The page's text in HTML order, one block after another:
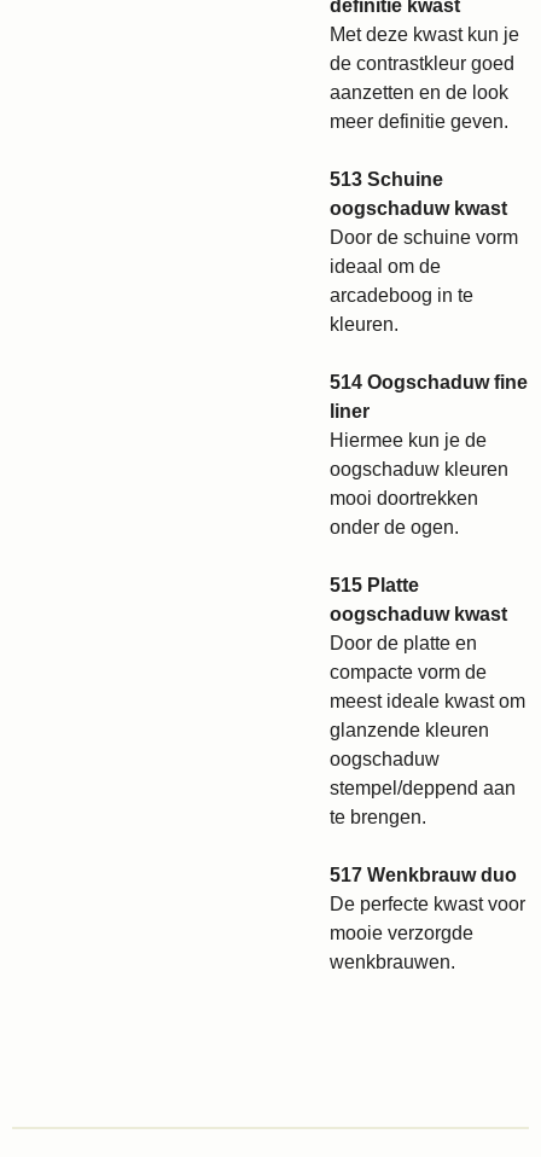
definitie kwast
Met deze kwast kun je
de contrastkleur goed
aanzetten en de look
meer definitie geven.
513 Schuine
oogschaduw kwast
Door de schuine vorm
ideaal om de
arcadeboog in te
kleuren.
514 Oogschaduw fine
liner
Hiermee kun je de
oogschaduw kleuren
mooi doortrekken
onder de ogen.
515 Platte
oogschaduw kwast
Door de platte en
compacte vorm de
meest ideale kwast om
glanzende kleuren
oogschaduw
stempel/deppend aan
te brengen.
517 Wenkbrauw duo
De perfecte kwast voor
mooie verzorgde
wenkbrauwen.